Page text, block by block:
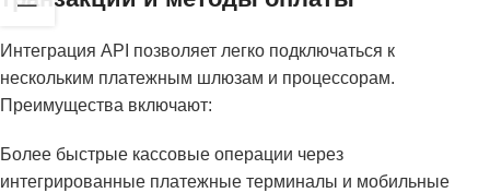
Интеграция API позволяет легко подключаться к
нескольким платежным шлюзам и процессорам.
Преимущества включают:
Более быстрые кассовые операции через
интегрированные платежные терминалы и мобильные